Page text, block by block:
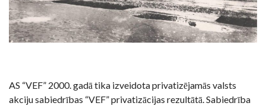
AS “VEF” 2000. gadā tika izveidota privatizējamās valsts
akciju sabiedrības “VEF” privatizācijas rezultātā. Sabiedrība